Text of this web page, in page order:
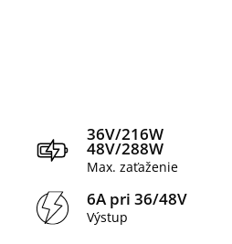
36V/216W
48V/288W
Max. zaťaženie
6A pri 36/48V
Výstup